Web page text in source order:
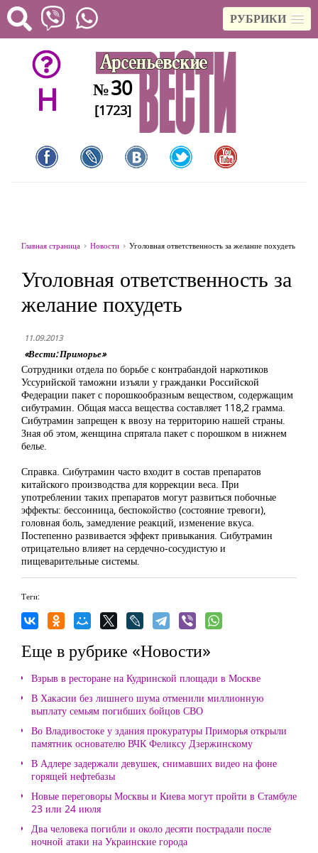
РУБРИКИ
H №30
[1723]
Главная страница Новости Уголовная ответственность за желание похудеть
Уголовная ответственность за
желание похудеть
11.09.2013
«Вести: Приморье»
Сотрудники отдела по борьбе с контрабандой наркотиков
Уссурийской таможни изъяли у гражданки Российской
Федерации пакет с порошкообразным веществом, содержащим
сибутрамин. Общая масса вещества составляет 118,2 грамма.
Сибутрамин запрещен к ввозу на территорию нашей страны.
Зная об этом, женщина спрятала пакет с порошком в нижнем
белье.
Справка. Сибутрамин часто входит в состав препаратов
китайского производства для коррекции веса. При
употреблении таких препаратов могут развиться побочные
эффекты: бессонница, беспокойство (состояние тревоги),
головная боль, замедление реакций, изменение вкуса.
Постепенно развивается эффект привыкания. Сибутрамин
отрицательно влияет на сердечно-сосудистую и
пищеварительные системы.
Теги:
Еще в рубрике «Новости»
Взрыв в ресторане на Кудринской площади в Москве
В Хакасии без лишнего шума отменили миллионную
выплату семьям погибших бойцов СВО
Во Владивостоке у здания прокуратуры Приморья открыли
памятник основателю ВЧК Феликсу Дзержинскому
В Адлере задержали девушек, снимавших видео на фоне
горящей нефтебазы
Новые переговоры Москвы и Киева могут пройти в Стамбуле
23 или 24 июля
Два человека погибли и около десяти пострадали после
ночной атаки на Украинские города